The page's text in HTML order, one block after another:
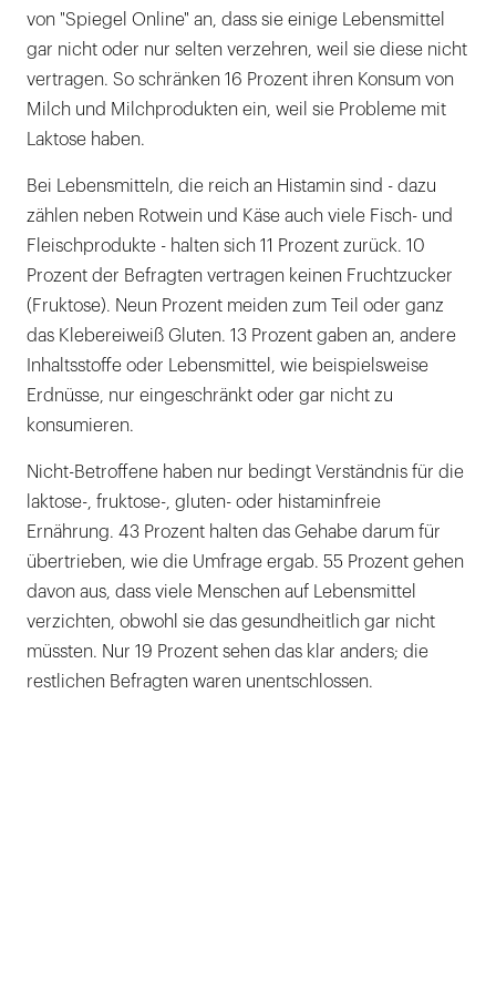
von "Spiegel Online" an, dass sie einige Lebensmittel
gar nicht oder nur selten verzehren, weil sie diese nicht
vertragen. So schränken 16 Prozent ihren Konsum von
Milch und Milchprodukten ein, weil sie Probleme mit
Laktose haben.
Bei Lebensmitteln, die reich an Histamin sind - dazu
zählen neben Rotwein und Käse auch viele Fisch- und
Fleischprodukte - halten sich 11 Prozent zurück. 10
Prozent der Befragten vertragen keinen Fruchtzucker
(Fruktose). Neun Prozent meiden zum Teil oder ganz
das Klebereiweiß Gluten. 13 Prozent gaben an, andere
Inhaltsstoffe oder Lebensmittel, wie beispielsweise
Erdnüsse, nur eingeschränkt oder gar nicht zu
konsumieren.
Nicht-Betroffene haben nur bedingt Verständnis für die
laktose-, fruktose-, gluten- oder histaminfreie
Ernährung. 43 Prozent halten das Gehabe darum für
übertrieben, wie die Umfrage ergab. 55 Prozent gehen
davon aus, dass viele Menschen auf Lebensmittel
verzichten, obwohl sie das gesundheitlich gar nicht
müssten. Nur 19 Prozent sehen das klar anders; die
restlichen Befragten waren unentschlossen.